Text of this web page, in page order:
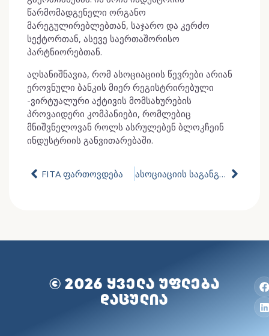
წარმომადგენელი ორგანო
მარეგულირებლებთან, საჯარო და კერძო
სექტორთან, ასევე საერთაშორისო
პარტნიორებთან.
აღსანიშნავია, რომ ასოციაციის წევრები არიან
ეროვნული ბანკის მიერ რეგისტრირებული
-ვირტუალური აქტივის მომსახურების
პროვაიდერი კომპანიები, რომლებიც
მნიშვნელოვან როლს ასრულებენ ბლოკჩეინ
ინდუსტრიის განვითარებაში.
FITA ფართოვდება ასოციაციის საგანგებო განცხადება კომპანიების დაჯარიმების საკითხთან დაკავშირებით მედიაში გავრცელებულ ინფორმაციაზე
© 2026 ᲧᲕᲔᲚᲐ ᲣᲤᲚᲔᲑᲐ
ᲓᲐᲪᲣᲚᲘᲐ